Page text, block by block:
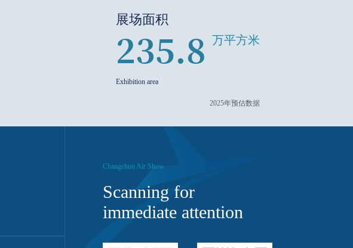
展场面积
235.8 万平方米
Exhibition area
2025年预估数据
Changchun Air Show
Scanning for
immediate attention